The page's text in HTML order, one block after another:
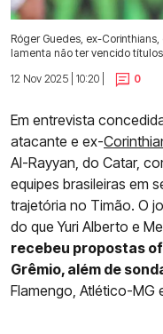
Róger Guedes, ex-
lamenta não ter vencido
12 Nov 2025 | 10:20 |
0
Em entrevista concedida
atacante e ex-
Al-Rayyan, do Catar,
equipes brasileiras em
trajetória no Timão. O
do que Yuri Alberto e
recebeu propostas
Grêmio, além de
Flamengo, Atlético-MG